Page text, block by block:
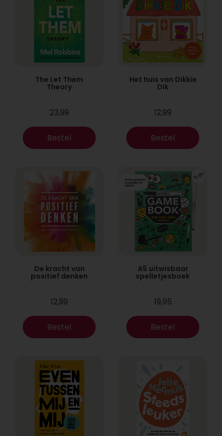
The Let Them
Theory
23,99
Bestel
Het huis van Dikkie
Dik
12,99
Bestel
De kracht van
positief denken
12,99
Bestel
A5 uitwisbaar
spelletjesboek
19,95
Bestel